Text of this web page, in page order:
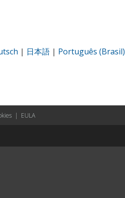
| 日本語 | Português (Brasil)
| EULA